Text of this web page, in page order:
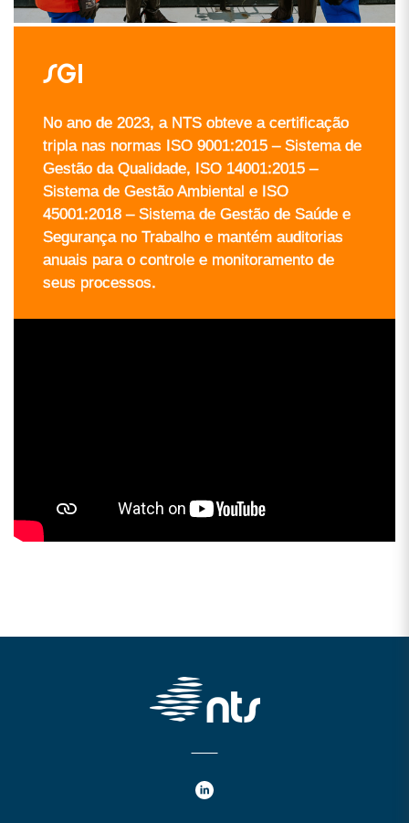
SGI
No ano de 2023, a NTS obteve a certificação
tripla nas normas ISO 9001:2015 – Sistema de
Gestão da Qualidade, ISO 14001:2015 –
Sistema de Gestão Ambiental e ISO
45001:2018 – Sistema de Gestão de Saúde e
Segurança no Trabalho e mantém auditorias
anuais para o controle e monitoramento de
seus processos.